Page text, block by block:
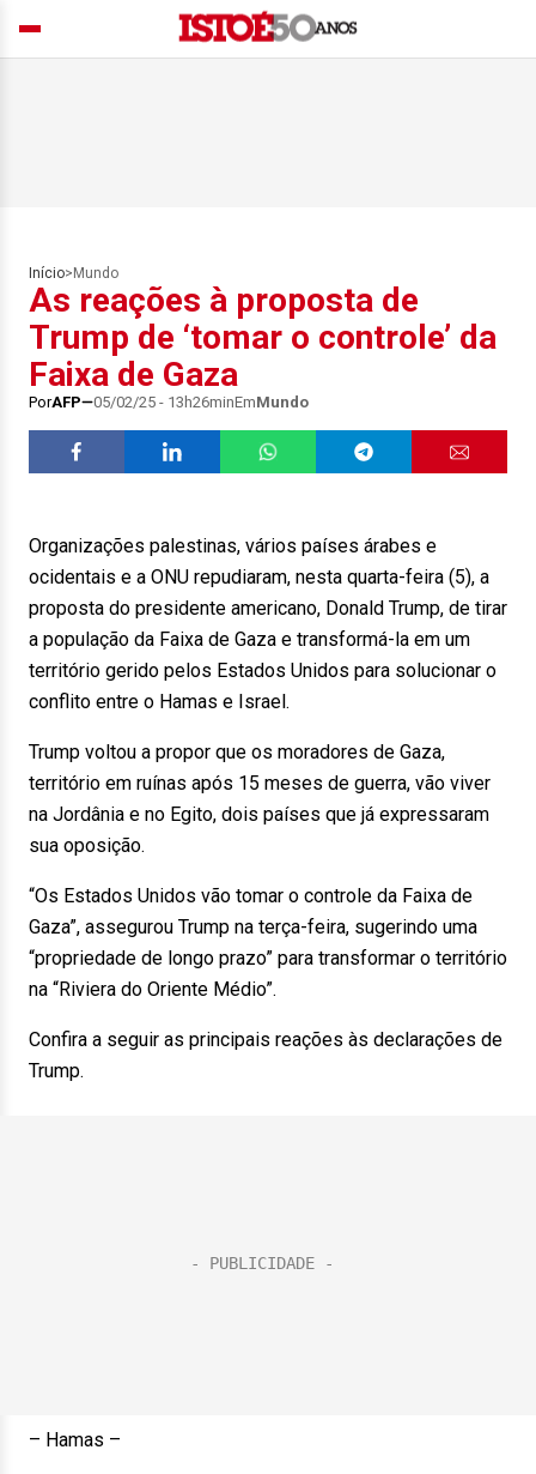
Início> Mundo
As reações à proposta de
Trump de ‘tomar o controle’ da
Faixa de Gaza
PorAFP 05/02/25 - 13h26minEmMundo
Organizações palestinas, vários países árabes e
ocidentais e a ONU repudiaram, nesta quarta-feira (5), a
proposta do presidente americano, Donald Trump, de tirar
a população da Faixa de Gaza e transformá-la em um
território gerido pelos Estados Unidos para solucionar o
conflito entre o Hamas e Israel.
Trump voltou a propor que os moradores de Gaza,
território em ruínas após 15 meses de guerra, vão viver
na Jordânia e no Egito, dois países que já expressaram
sua oposição.
“Os Estados Unidos vão tomar o controle da Faixa de
Gaza”, assegurou Trump na terça-feira, sugerindo uma
“propriedade de longo prazo” para transformar o território
na “Riviera do Oriente Médio”.
Confira a seguir as principais reações às declarações de
Trump.
– Hamas –